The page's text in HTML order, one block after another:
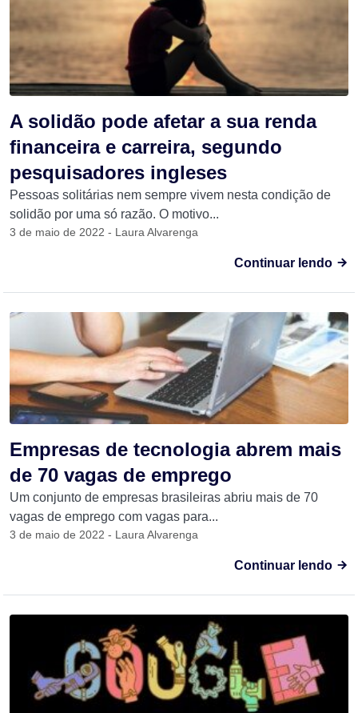
A solidão pode afetar a sua renda
financeira e carreira, segundo
pesquisadores ingleses
Pessoas solitárias nem sempre vivem nesta condição de
solidão por uma só razão. O motivo...
3 de maio de 2022 - Laura Alvarenga
Continuar lendo
Empresas de tecnologia abrem mais
de 70 vagas de emprego
Um conjunto de empresas brasileiras abriu mais de 70
vagas de emprego com vagas para...
3 de maio de 2022 - Laura Alvarenga
Continuar lendo